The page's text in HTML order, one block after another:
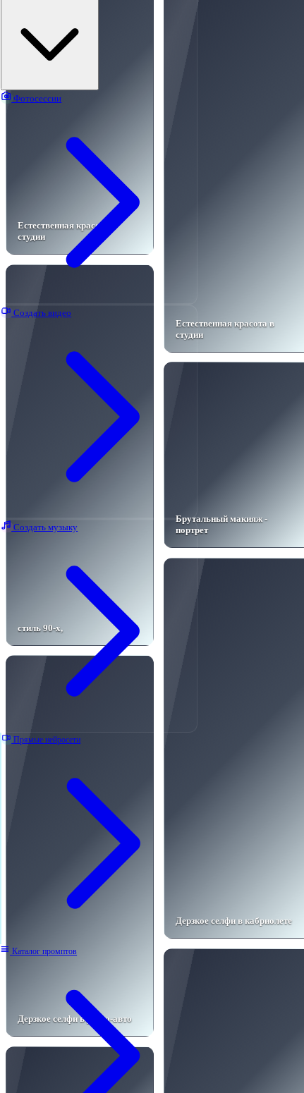
Фотосессии
Создать видео
Создать музыку
Прямые нейросети
Каталог промптов
Естественная красота в
студии
Естественная красота в
студии
стиль 90-х,
Брутальный макияж -
портрет
Дерзкое селфи в кабриолете
Дерзкое селфи в ретро-авто